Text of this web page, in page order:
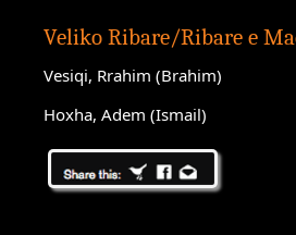
Veliko Ribare/Ribare e
Vesiqi, Rrahim (Brahim)
Hoxha, Adem (Ismail)